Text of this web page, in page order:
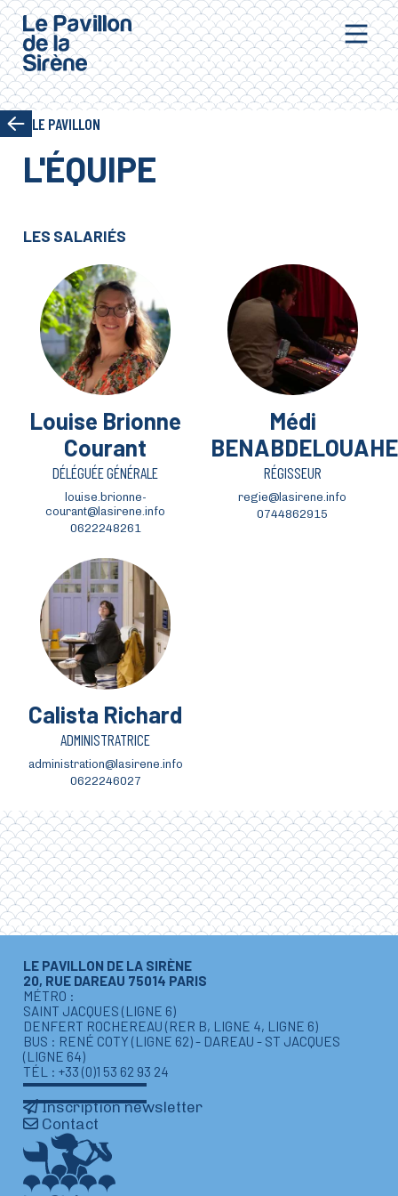
Aller au contenu principal
LE PAVILLON
L'ÉQUIPE
LES SALARIÉS
Louise Brionne
Courant
DÉLÉGUÉE GÉNÉRALE
louise.brionne-
courant@lasirene.info
0622248261
Médi
RÉGISSEUR
regie@lasirene.info
0744862915
Calista Richard
ADMINISTRATRICE
administration@lasirene.info
0622246027
LE PAVILLON DE LA SIRÈNE
20, RUE DAREAU 75014 PARIS
MÉTRO :
SAINT JACQUES (LIGNE 6)
DENFERT ROCHEREAU (RER B, LIGNE 4, LIGNE 6)
BUS : RENÉ COTY (LIGNE 62) - DAREAU - ST JACQUES
(LIGNE 64)
TÉL : +33 (0)1 53 62 93 24
Inscription newsletter
Contact